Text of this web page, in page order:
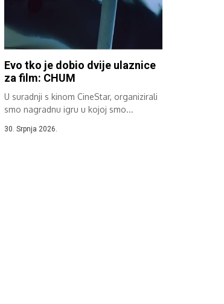
Evo tko je dobio dvije ulaznice
za film: CHUM
U suradnji s kinom CineStar, organizirali
smo nagradnu igru u kojoj smo...
30. Srpnja 2026.